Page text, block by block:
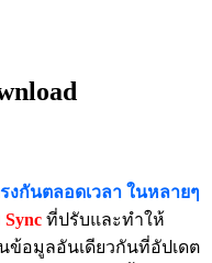
งกันตลอดเวลา ในหลายๆ
ที่ปรับและทำให้
อมูลอันเดียวกันที่อัปเดต